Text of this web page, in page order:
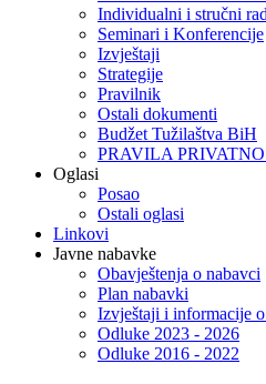
Individualni i stručni
Seminari i Konferencije
Izvještaji
Strategije
Pravilnik
Ostali dokumenti
Budžet Tužilaštva BiH
PRAVILA
Oglasi
Posao
Ostali oglasi
Linkovi
Javne nabavke
Obavještenja o nabavci
Plan nabavki
Izvještaji i informacije
Odluke 2023 - 2026
Odluke 2016 - 2022